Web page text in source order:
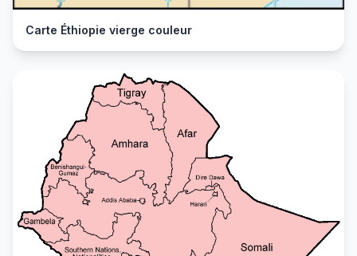
Carte Éthiopie vierge couleur